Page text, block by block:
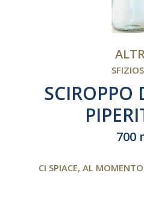
SCIROPPO
700
CI SPIACE, AL